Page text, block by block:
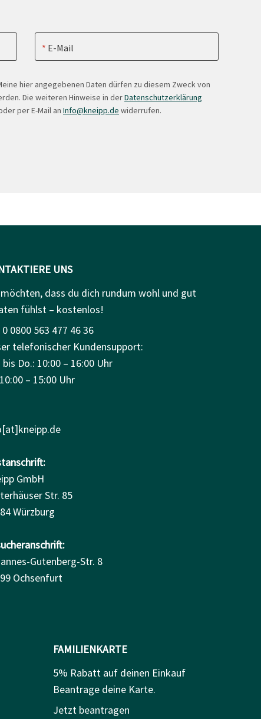
E-Mail
hier angegebenen Daten dürfen zu diesem Zweck von
Die weiteren Hinweise in derDatenschutzerklärung
per E-Mail an Info@kneipp.de widerrufen.
UNS
dass du dich rundum wohl und gut
fühlst – kostenlos!
0 0800 563 477 46 36
telefonischer Kundensupport:
bis Do.: 10:00 – 16:00 Uhr
– 15:00 Uhr
GmbH
Str. 85
Würzburg
Gutenberg-Str. 8
Ochsenfurt
FAMILIENKARTE
5% Rabatt auf deinen Einkauf
Beantrage deine Karte.
Jetzt beantragen